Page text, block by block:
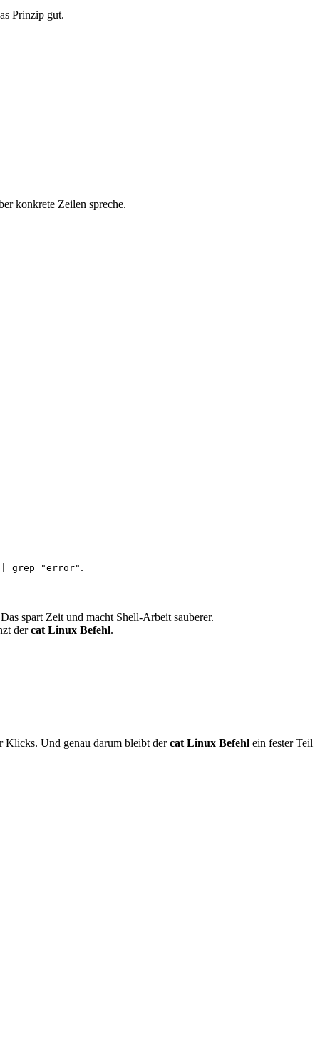
Prinzip gut.
konkrete Zeilen spreche.
grep "error" .
spart Zeit und macht Shell-Arbeit sauberer.
dercat Linux Befehl.
Klicks. Und genau darum bleibt dercat Linux Befehl ein fester Teil